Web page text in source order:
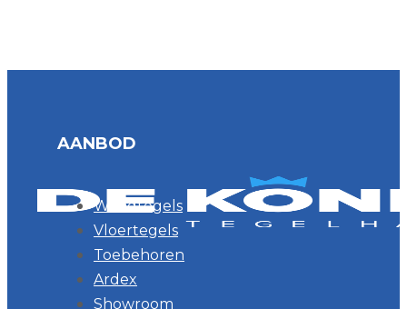
AANBOD
Wandtegels
Vloertegels
Toebehoren
Ardex
Showroom